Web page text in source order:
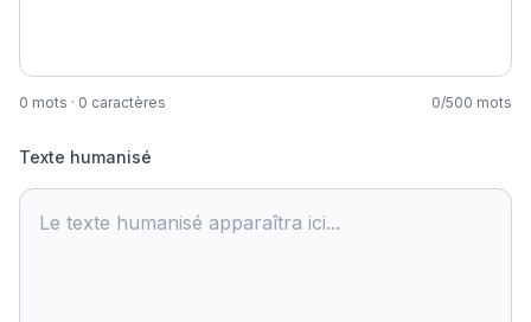
0 mots · 0 caractères 0/500 mots
Texte humanisé
Le texte humanisé apparaîtra ici...